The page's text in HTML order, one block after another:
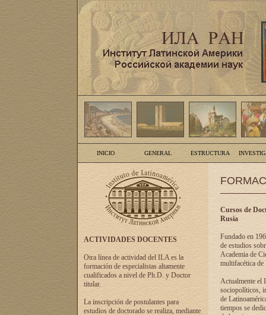
INICIO GENERAL ESTRUCTURA
ACTIVIDADES DOCENTES
Otra línea de actividad del ILA es la
formación de especialistas altamente
cualificados a nivel de Ph.D. y Doctor
titular.
La inscripción de postulantes para
estudios de doctorado se realiza, mediante
Cursos de
Rusia
Fundado en
de estudios
Academia de
multifacética de
Actualmente el
sociopolíticos,
de
tiempos se